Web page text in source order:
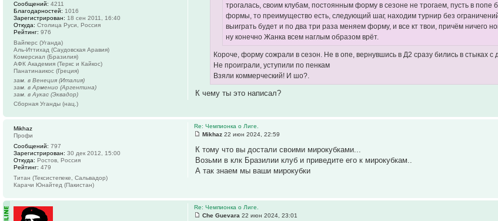
трогалась, своим клубам, постоянным форму в сезоне не трогаем, пусть в
формы, то преимущество есть, следующий шаг, находим турнир без
выиграть будет и по два три раза меняем форму, и все кт твои, причём ничего
ну конечно Жанка всем наглым образом врёт.
Короче, форму сожрали в сезон. Не в опе, вернувшись в Д2 сразу бились в стыках с
Не проиграли, уступили по пенкам
Взяли коммерческий! И шо?.
К чему ты это написал?
Сообщений: 4211
Благодарностей: 1016
Зарегистрирован: 18 сен 2011, 16:40
Откуда: Столица Руси, Россия
Рейтинг: 976
Вайперс (Уганда)
Аль-Иттихад (Саудовская Аравия)
Комерсиал (Бразилия)
АФК Академия (Теркс и Кайкос)
Панатинаикос (Греция)
зам. в Венеция (Италия)
зам. в Арменио (Аргентина)
зам. в Аукас (Эквадор)
Сборная Уганды (нац.)
Re: Чемпионка о Лиге.
Mikhaz 22 июн 2024, 22:59
К тому что вы достали своими мирокубками...
Возьми в клк Бразилии клуб и приведите его к мирокубкам..
А так знаем мы ваши мирокубки
Mikhaz
Профи
Сообщений: 797
Зарегистрирован: 30 дек 2012, 15:00
Откуда: Ростов, Россия
Рейтинг: 479
Титан (Тексистепеке, Сальвадор)
Карачи Юнайтед (Пакистан)
Re: Чемпионка о Лиге.
Che Guevara 22 июн 2024, 23:01